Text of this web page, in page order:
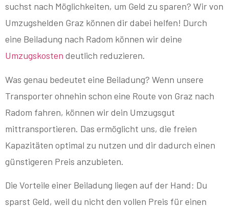
suchst nach Möglichkeiten, um Geld zu sparen? Wir von
Umzugshelden Graz können dir dabei helfen! Durch
eine Beiladung nach Radom können wir deine
Umzugskosten deutlich reduzieren.
Was genau bedeutet eine Beiladung? Wenn unsere
Transporter ohnehin schon eine Route von Graz nach
Radom fahren, können wir dein Umzugsgut
mittransportieren. Das ermöglicht uns, die freien
Kapazitäten optimal zu nutzen und dir dadurch einen
günstigeren Preis anzubieten.
Die Vorteile einer Beiladung liegen auf der Hand: Du
sparst Geld, weil du nicht den vollen Preis für einen